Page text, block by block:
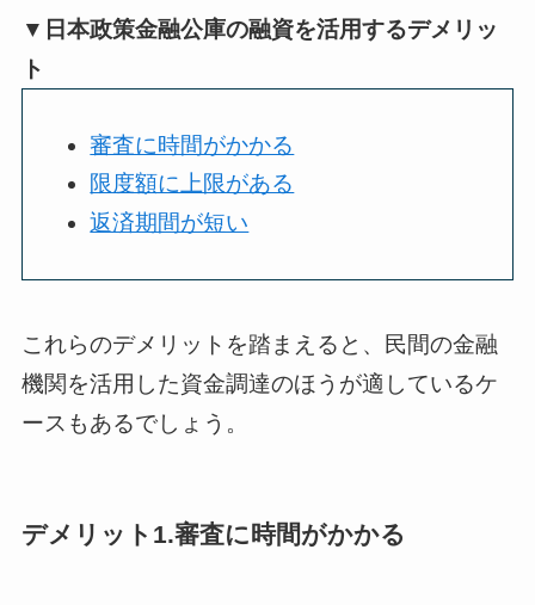
▼日本政策金融公庫の融資を活用するデメリッ
ト
審査に時間がかかる
限度額に上限がある
返済期間が短い
これらのデメリットを踏まえると、民間の金融
機関を活用した資金調達のほうが適しているケ
ースもあるでしょう。
デメリット1.審査に時間がかかる